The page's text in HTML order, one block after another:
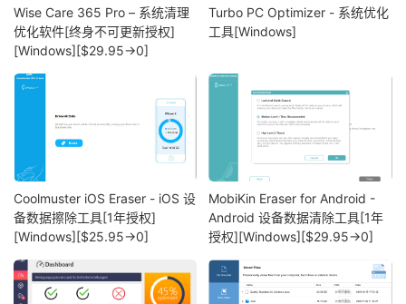
Wise Care 365 Pro – 系统清理
优化软件[终身不可更新授权]
[Windows][$29.95→0]
Turbo PC Optimizer - 系统优化
工具[Windows]
Coolmuster iOS Eraser - iOS 设
备数据擦除工具[1年授权]
[Windows][$25.95→0]
MobiKin Eraser for Android -
Android 设备数据清除工具[1年
授权][Windows][$29.95→0]